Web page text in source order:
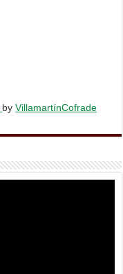
byVillamartínCofrade